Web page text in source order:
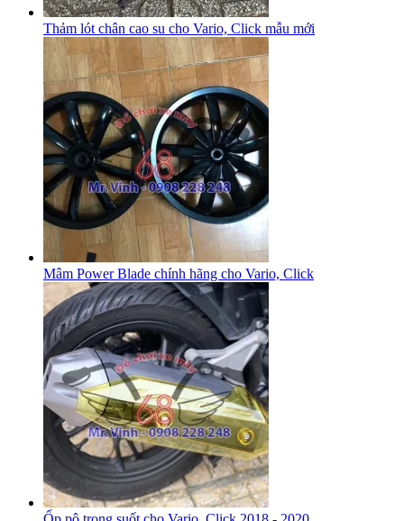
Thảm lót chân cao su cho Vario, Click mẫu mới
Mâm Power Blade chính hãng cho Vario, Click